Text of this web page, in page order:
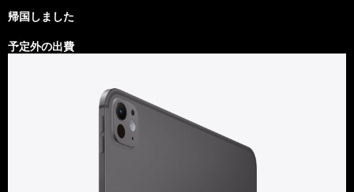
帰国しました
予定外の出費